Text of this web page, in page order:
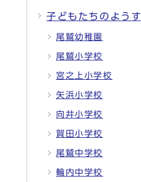
子どもたちのようす
尾鷲幼稚園
尾鷲小学校
宮之上小学校
矢浜小学校
向井小学校
賀田小学校
尾鷲中学校
輪内中学校